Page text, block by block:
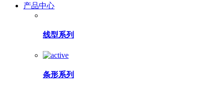
产品中心
线型系列
条形系列